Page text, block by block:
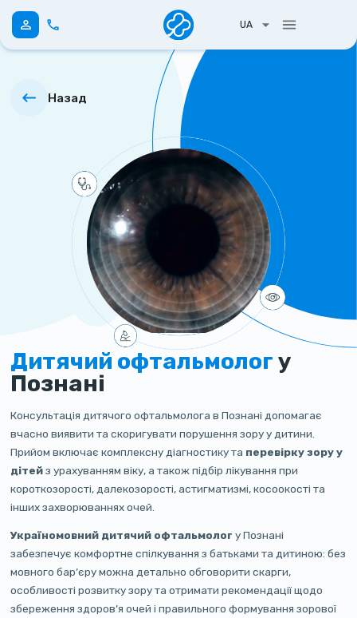
UA
Назад
Дитячий офтальмологу
Познані
Консультація дитячого офтальмолога в Познані допомагає
вчасно виявити та скоригувати порушення зору у дитини.
Прийом включає комплексну діагностику та перевірку зору у
дітейз урахуванням віку, а також підбір лікування при
короткозорості, далекозорості, астигматизмі, косоокості та
інших захворюваннях очей.
Україномовний дитячий офтальмолог у Познані
забезпечує комфортне спілкування з батьками та дитиною: без
мовного бар’єру можна детально обговорити скарги,
особливості розвитку зору та отримати рекомендації щодо
збереження здоров’я очей і правильного формування зорової